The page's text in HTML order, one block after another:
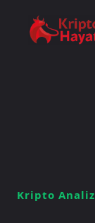
Kripto Analiz